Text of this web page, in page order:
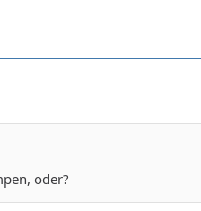
oder?